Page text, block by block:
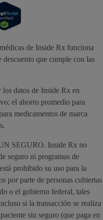
de Inside Rx funciona
que cumple con las
datos de Inside Rx en
el ahorro promedio para
medicamentos de marca
SEGURO. Inside Rx no
seguro ni programas de
prohibido su uso para la
por parte de personas cubiertas
o el gobierno federal, tales
si la transacción se realiza
sin seguro (que paga en